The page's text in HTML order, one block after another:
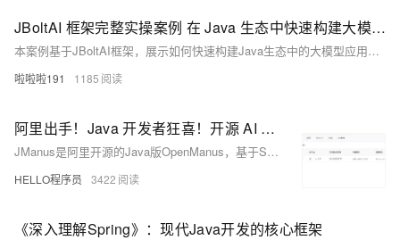
JBoltAI 框架完整实操案例 在 Java 生态中快速构建大模型应用全流程实战指南
本案例基于JBoltAI框架，展示如何快速构建Java生态中的大模型应用——智能客服系统。系统面向电商平台，具备自动回答常见问题、意图识别、多轮对话理解及复杂问题转接人工等功能。采用Spring Boot+JBoltAI架构，集成向量数据库与大模型（如文心一言或通义千问）。内容涵盖需求分析、环境搭建、代码实现（知识库管理、核心服务、REST API）、前端界面开发及部署测试全流程，助你高效掌握大模型应用开发。
啦啦啦191 1185
阿里出手！Java 开发者狂喜！开源 AI Agent 框架 JManus 来了，初次见面就心动～
JManus是阿里开源的Java版OpenManus，基于Spring AI Alibaba框架，助力Java开发者便捷应用AI技术。支持多Agent框架、网页配置、MCP协议及PLAN-ACT模式，可集成多模型，适配阿里云百炼平台与本地ollama。提供Docker与源码部署方式，具备无限上下文处理能力，适用于复杂AI场景。当前仍在完善模型配置等功能，欢迎参与开源共建。
HELLO程序员 3422
《深入理解Spring》：现代Java开发的核心框架